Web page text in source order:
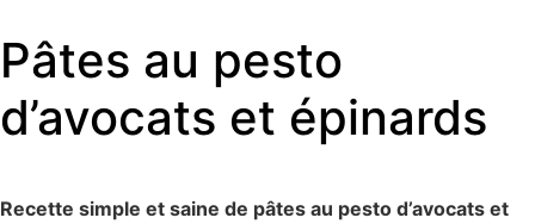
Pâtes au pesto
d’avocats et épinards
Recette simple et saine de pâtes au pesto d’avocats et